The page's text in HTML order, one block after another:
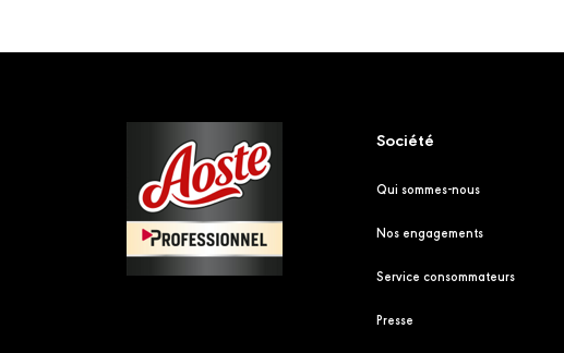
Société
Qui sommes-nous
Nos engagements
Service consommateurs
Presse